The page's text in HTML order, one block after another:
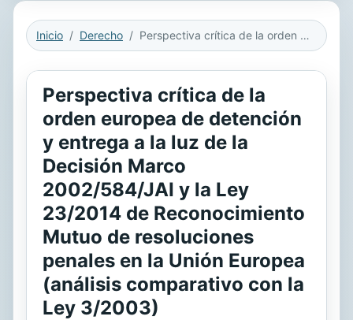
Inicio Derecho Perspectiva crítica de la orden europea de detención y entrega a la luz de la Decisión Marco 2002/584/JAI y la Ley 23/2014 de Reconocimiento Mutuo de resoluciones penales en la Unión Europea (análisis comparativo con la Ley 3/2003)
Perspectiva crítica de la
orden europea de detención
y entrega a la luz de la
Decisión Marco
2002/584/JAI y la Ley
23/2014 de Reconocimiento
Mutuo de resoluciones
penales en la Unión Europea
(análisis comparativo con la
Ley 3/2003)